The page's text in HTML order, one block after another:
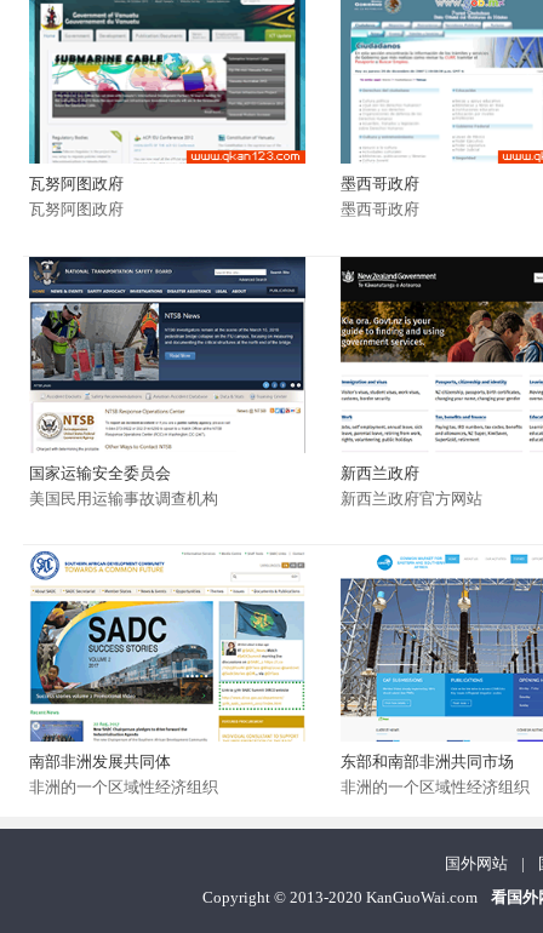
瓦努阿图政府
瓦努阿图政府
墨西哥政府
墨西哥政府
国家运输安全委员会
美国民用运输事故调查机构
新西兰政府
新西兰政府官方网站
南部非洲发展共同体
非洲的一个区域性经济组织
东部和南部非洲共同市场
非洲的一个区域性经济组织
国外网站 |
Copyright ©2013-2020 KanGuoWai.com 看国外